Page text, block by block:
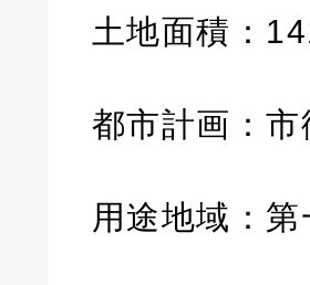
土地面積：
都市計画：市
用途地域：